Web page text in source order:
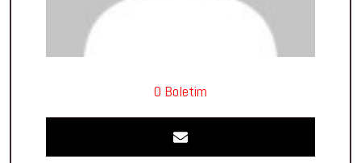
O Boletim